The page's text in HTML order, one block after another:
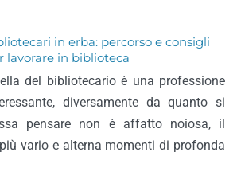
in erba: percorso e consigli
lavorare in biblioteca
del bibliotecario è una professione
diversamente da quanto si
pensare non è affatto noiosa, il
vario e alterna momenti di profonda